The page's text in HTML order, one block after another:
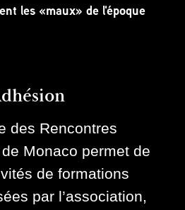
les «maux» de l'époque
des Rencontres
Monaco permet de
de formations
par l’association,